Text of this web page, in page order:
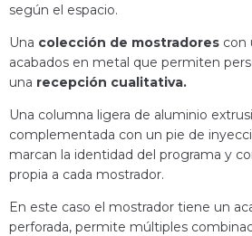
según el espacio.
Una colección de mostradores con
acabados en metal que permiten
una recepción cualitativa.
Una columna ligera de aluminio
complementada con un pie de
marcan la identidad del programa y
propia a cada mostrador.
En este caso el mostrador tiene un
perforada, permite múltiples